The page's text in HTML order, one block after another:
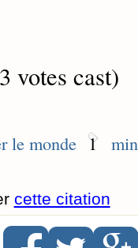
votes cast)
le monde 1
cette citation